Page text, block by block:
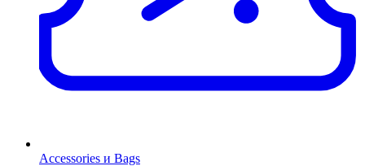
Accessories и Bags